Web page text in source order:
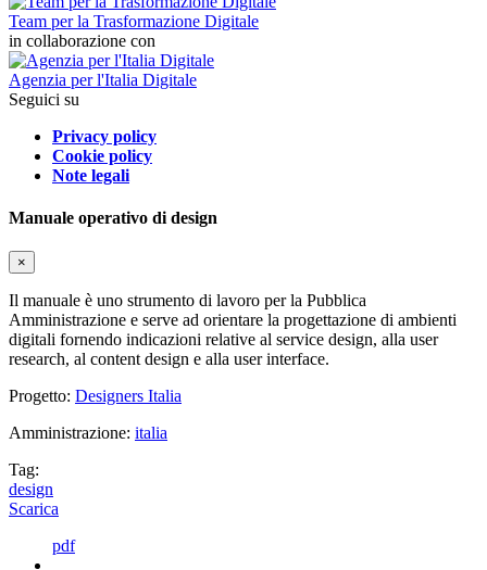
Team per la Trasformazione Digitale
in collaborazione con
Agenzia per l'Italia Digitale
Seguici su
Privacy policy
Cookie policy
Note legali
Manuale operativo di design
×
Il manuale è uno strumento di lavoro per la Pubblica
Amministrazione e serve ad orientare la progettazione di ambienti
digitali fornendo indicazioni relative al service design, alla user
research, al content design e alla user interface.
Progetto: Designers Italia
Amministrazione: italia
Tag:
design
Scarica
pdf